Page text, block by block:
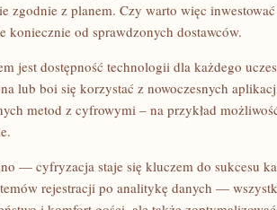
zgodnie z planem. Czy warto więc
od sprawdzonych dostawców.
jest dostępność technologii dla każdego
lub boi się korzystać z nowoczesnych
metod z cyfrowymi – na przykład
— cyfryzacja staje się kluczem do sukcesu
rejestracji po analitykę danych —